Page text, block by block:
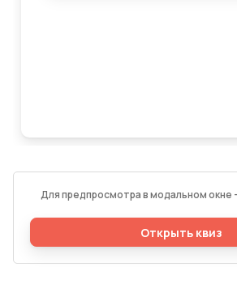
Для предпросмотра в модальном окне
Открыть квиз